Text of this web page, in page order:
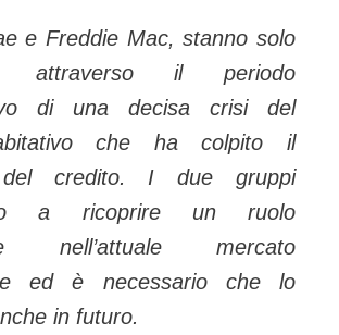
e Freddie Mac, stanno solo
attraverso il periodo
di una decisa crisi del
che ha colpito il
del credito. I due gruppi
a ricoprire un ruolo
nell’attuale mercato
ed è necessario che lo
in futuro.